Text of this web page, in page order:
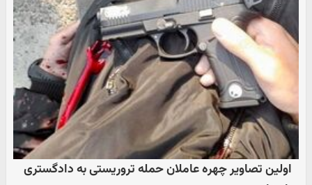
اولین تصاویر چهره عاملان حمله تروریستی به دادگستری